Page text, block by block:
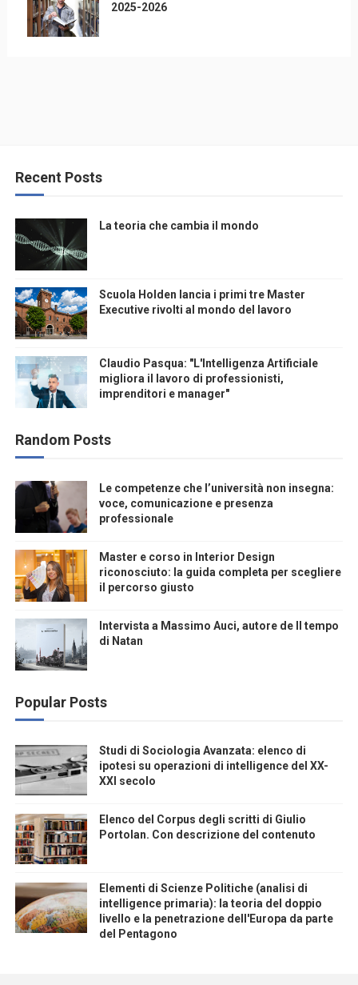
2025-2026
Recent Posts
La teoria che cambia il mondo
Scuola Holden lancia i primi tre Master
Executive rivolti al mondo del lavoro
Claudio Pasqua: "L'Intelligenza Artificiale
migliora il lavoro di professionisti,
imprenditori e manager"
Random Posts
Le competenze che l’università non insegna:
voce, comunicazione e presenza
professionale
Master e corso in Interior Design
riconosciuto: la guida completa per scegliere
il percorso giusto
Intervista a Massimo Auci, autore de Il tempo
di Natan
Popular Posts
Studi di Sociologia Avanzata: elenco di
ipotesi su operazioni di intelligence del XX-
XXI secolo
Elenco del Corpus degli scritti di Giulio
Portolan. Con descrizione del contenuto
Elementi di Scienze Politiche (analisi di
intelligence primaria): la teoria del doppio
livello e la penetrazione dell'Europa da parte
del Pentagono